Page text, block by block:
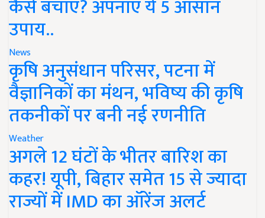
कैसे बचाएं? अपनाएं ये 5 आसान
उपाय..
News
कृषि अनुसंधान परिसर, पटना में
वैज्ञानिकों का मंथन, भविष्य की कृषि
तकनीकों पर बनी नई रणनीति
Weather
अगले 12 घंटों के भीतर बारिश का
कहर! यूपी, बिहार समेत 15 से ज्यादा
राज्यों में IMD का ऑरेंज अलर्ट